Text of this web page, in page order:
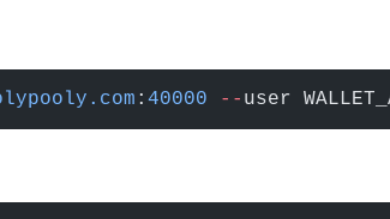
: 40000 -- user